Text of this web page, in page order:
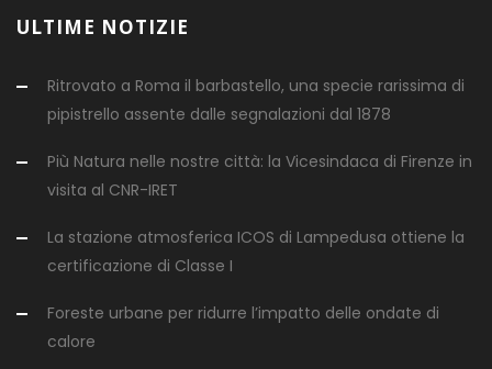
ULTIME NOTIZIE
Ritrovato a Roma il barbastello, una specie rarissima di
pipistrello assente dalle segnalazioni dal 1878
Più Natura nelle nostre città: la Vicesindaca di Firenze in
visita al CNR-IRET
La stazione atmosferica ICOS di Lampedusa ottiene la
certificazione di Classe I
Foreste urbane per ridurre l’impatto delle ondate di
calore